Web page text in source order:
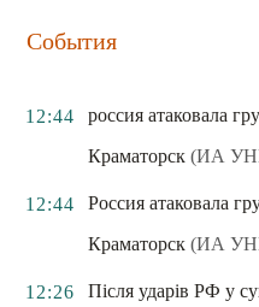
События
12:44
россия атаковала
Краматорск (ИА
12:44
Россия атаковала
Краматорск (ИА
12:26
Після ударів РФ у